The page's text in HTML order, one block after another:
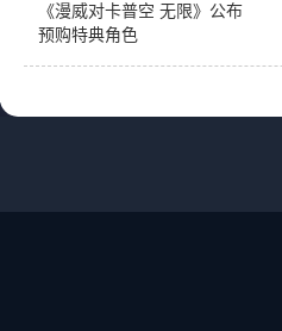
《漫威对卡普空 无限》公布
预购特典角色